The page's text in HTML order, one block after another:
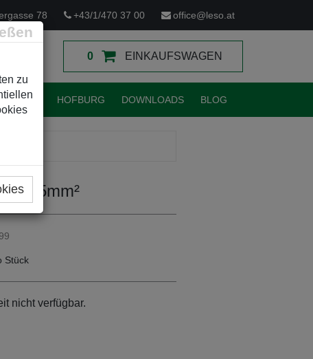
zu
78 +43/1/470 37 00 office@leso.at
0 EINKAUFSWAGEN
HOFBURG DOWNLOADS BLOG
>35mm²
Stück
nicht verfügbar.